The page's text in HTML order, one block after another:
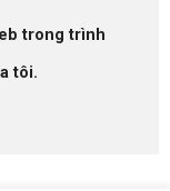
trong trình
tôi.